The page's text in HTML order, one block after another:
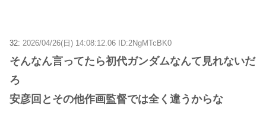
32: 2026/04/26(日) 14:08:12.06 ID:2NgMTcBK0
そんなん言ってたら初代ガンダムなんて見れないだ
ろ
安彦回とその他作画監督では全く違うからな